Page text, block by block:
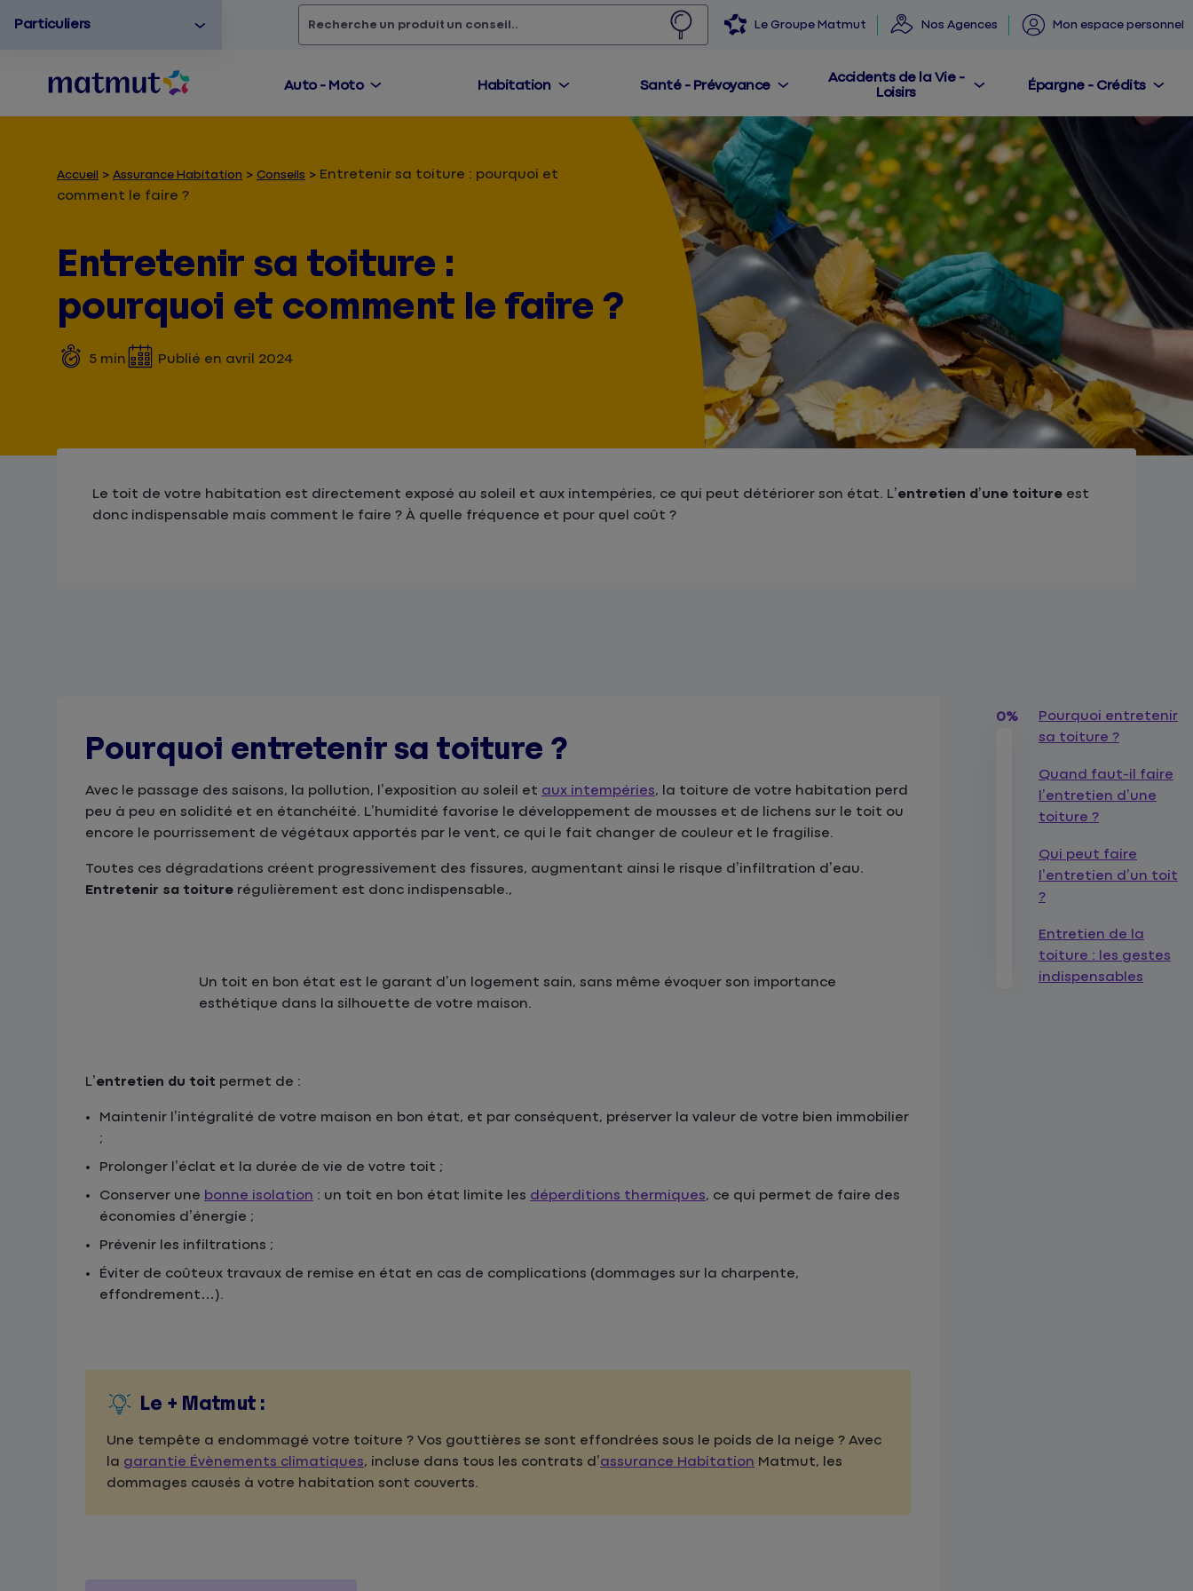
Particuliers Rechercherun produit,un conseil... Le Groupe Matmut Nos Agences Mon espace personnel
Auto - Moto Habitation Santé - Prévoyance
Accidents de la Vie -
Loisirs
Épargne - Crédits
Accueil Assurance Habitation Conseils
Entretenir sa toiture : pourquoi et
comment le faire ?
Entretenir sa toiture :
pourquoi et comment le faire ?
5 min Publié en avril 2024
Le toit de votre habitation est directement exposé au soleil et aux intempéries, ce qui peut détériorer son état. L’entretien d’une toiture est
donc indispensable mais comment le faire ? À quelle fréquence et pour quel coût ?
0%
Pourquoi entretenir
sa toiture ?
Quand faut-il faire
l’entretien d’une
toiture ?
Qui peut faire
l’entretien d’un toit
?
Entretien de la
toiture : les gestes
indispensables
Pourquoi entretenir sa toiture ?
Avec le passage des saisons, la pollution, l’exposition au soleil et aux intempéries, la toiture de votre habitation perd
peu à peu en solidité et en étanchéité. L’humidité favorise le développement de mousses et de lichens sur le toit ou
encore le pourrissement de végétaux apportés par le vent, ce qui le fait changer de couleur et le fragilise.
Toutes ces dégradations créent progressivement des fissures, augmentant ainsi le risque d’infiltration d’eau.
Entretenir sa toiture régulièrement est donc indispensable.,
Un toit en bon état est le garant d’un logement sain, sans même évoquer son importance
esthétique dans la silhouette de votre maison.
L’entretien du toit permet de :
Maintenir l’intégralité de votre maison en bon état, et par conséquent, préserver la valeur de votre bien immobilier
;
Prolonger l’éclat et la durée de vie de votre toit ;
Conserver une bonne isolation : un toit en bon état limite les déperditions thermiques, ce qui permet de faire des
économies d’énergie ;
Prévenir les infiltrations ;
Éviter de coûteux travaux de remise en état en cas de complications (dommages sur la charpente,
effondrement…).
Le + Matmut :
Une tempête a endommagé votre toiture ? Vos gouttières se sont effondrées sous le poids de la neige ? Avec
la garantie Évènements climatiques, incluse dans tous les contrats d’assurance Habitation Matmut, les
dommages causés à votre habitation sont couverts.